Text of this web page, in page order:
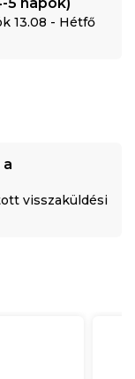
13.08 - Hétfő
visszaküldési